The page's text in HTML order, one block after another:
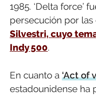
1985. ‘Delta force’
persecución por
Silvestri, cuyo
Indy 500.
En cuanto a ‘Act of
estadounidense ha